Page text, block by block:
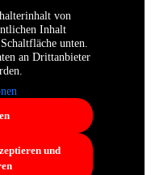
von
Inhalt
unten.
an Drittanbieter
und